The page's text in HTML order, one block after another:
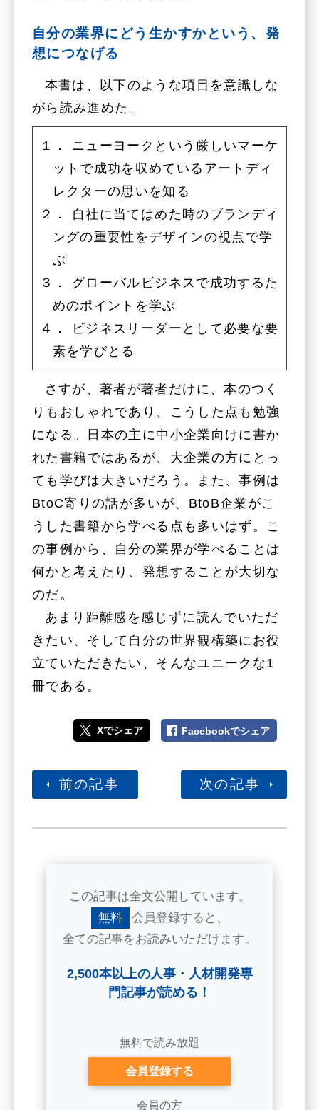
自分の業界にどう生かすかという、発
想につなげる
本書は、以下のような項目を意識しな
がら読み進めた。
１． ニューヨークという厳しいマーケ
ットで成功を収めているアートディ
レクターの思いを知る
２． 自社に当てはめた時のブランディ
ングの重要性をデザインの視点で学
ぶ
３． グローバルビジネスで成功するた
めのポイントを学ぶ
４． ビジネスリーダーとして必要な要
素を学びとる
さすが、著者が著者だけに、本のつく
りもおしゃれであり、こうした点も勉強
になる。日本の主に中小企業向けに書か
れた書籍ではあるが、大企業の方にとっ
ても学びは大きいだろう。また、事例は
BtoC寄りの話が多いが、BtoB企業がこ
うした書籍から学べる点も多いはず。こ
の事例から、自分の業界が学べることは
何かと考えたり、発想することが大切な
のだ。
あまり距離感を感じずに読んでいただ
きたい、そして自分の世界観構築にお役
立ていただきたい、そんなユニークな1
冊である。
Xでシェア Facebookでシェア
前の記事 次の記事
この記事は全文公開しています。
無料
会員登録すると、
全ての記事をお読みいただけます。
2,500本以上の人事・人材開発専
門記事が読める！
無料で読み放題
会員登録する
会員の方